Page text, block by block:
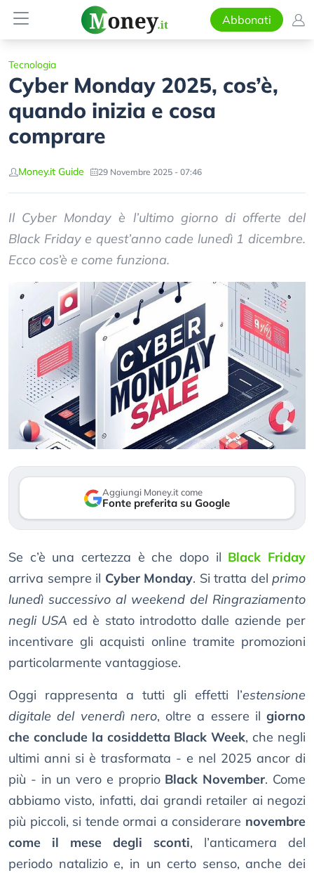
Abbonati
Tecnologia
Cyber Monday 2025, cos’è,
quando inizia e cosa
comprare
Money.it Guide 29 Novembre 2025 - 07:46
Il Cyber Monday è l’ultimo giorno di offerte del
Black Friday e quest’anno cade lunedì 1 dicembre.
Ecco cos’è e come funziona.
Aggiungi Money.it come
Fonte preferita su Google
Se c’è una certezza è che dopo il Black Friday
arriva sempre il Cyber Monday. Si tratta del primo
lunedì successivo al weekend del Ringraziamento
negli USA ed è stato introdotto dalle aziende per
incentivare gli acquisti online tramite promozioni
particolarmente vantaggiose.
Oggi rappresenta a tutti gli effetti l’estensione
digitale del venerdì nero, oltre a essere il giorno
che conclude la cosiddetta Black Week, che negli
ultimi anni si è trasformata - e nel 2025 ancor di
più - in un vero e proprio Black November. Come
abbiamo visto, infatti, dai grandi retailer ai negozi
più piccoli, si tende ormai a considerare novembre
come il mese degli sconti, l’anticamera del
periodo natalizio e, in un certo senso, anche dei